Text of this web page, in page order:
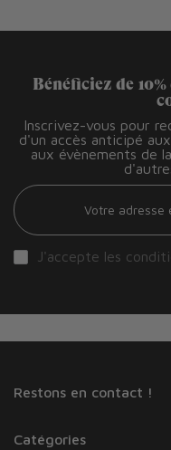
Bénéficiez de
Inscrivez-vous pour
d'un accès anticipé
aux évènements de
J'accepte les
Restons en contact !
Catégories